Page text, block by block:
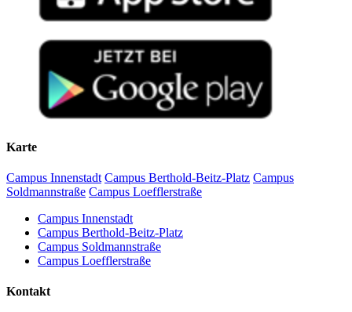
Karte
Campus Innenstadt Campus Berthold-Beitz-Platz Campus
Soldmannstraße Campus Loefflerstraße
Campus Innenstadt
Campus Berthold-Beitz-Platz
Campus Soldmannstraße
Campus Loefflerstraße
Kontakt